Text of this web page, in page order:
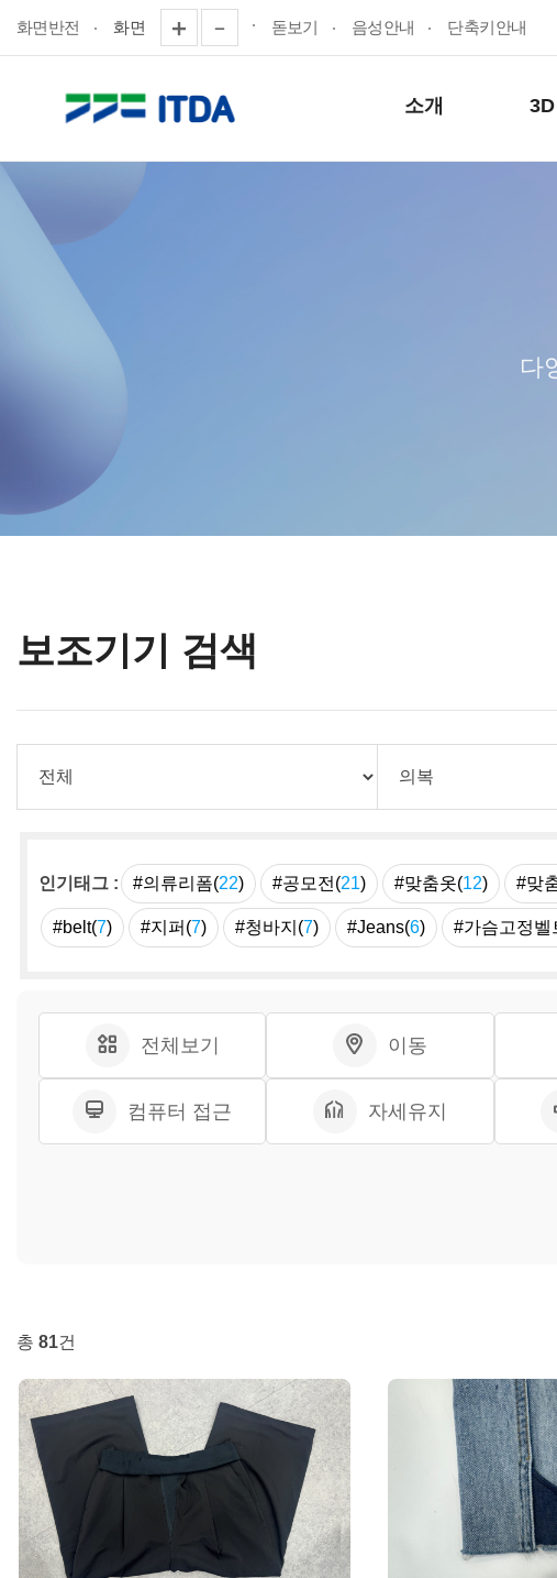
화면반전 화면 돋보기 음성안내 단축키안내
소개
다
보조기기 검색
인기태그 : #의류리폼(22) #공모전(21) #맞춤옷(12) #맞
#belt(7) #지퍼(7) #청바지(7) #Jeans(6) #가슴고정벨
전체보기 이동
컴퓨터 접근 자세유지
총 81건